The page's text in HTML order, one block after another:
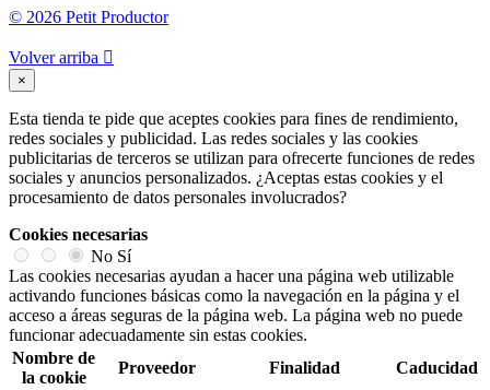
© 2026 Petit Productor
Volver arriba 
×
Esta tienda te pide que aceptes cookies para fines de rendimiento,
redes sociales y publicidad. Las redes sociales y las cookies
publicitarias de terceros se utilizan para ofrecerte funciones de redes
sociales y anuncios personalizados. ¿Aceptas estas cookies y el
procesamiento de datos personales involucrados?
Cookies necesarias
No Sí
Las cookies necesarias ayudan a hacer una página web utilizable
activando funciones básicas como la navegación en la página y el
acceso a áreas seguras de la página web. La página web no puede
funcionar adecuadamente sin estas cookies.
Nombre de
la cookie
Proveedor Finalidad Caducidad